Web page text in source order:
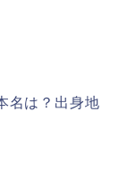
名は？出身地